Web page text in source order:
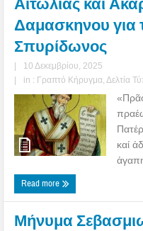
Δαμασκηνου για
Σπυρίδωνος
|
10 Δεκεμβρίου, 2025
|
in : Γραπτό Κήρυγμα Δελτία
καί
Read more
Μήνυμα